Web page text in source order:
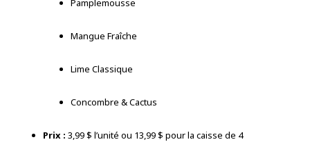
Pamplemousse
Mangue Fraîche
Lime Classique
Concombre & Cactus
Prix : 3,99 $ l’unité ou 13,99 $ pour la caisse de 4